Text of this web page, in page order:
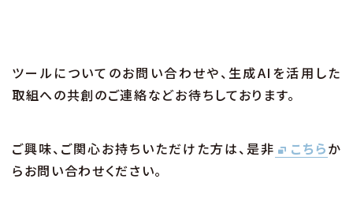
ツールについてのお問い合わせや、生成AIを活用した
取組への共創のご連絡などお待ちしております。
ご興味、ご関心お持ちいただけた方は、是非 こちらか
らお問い合わせください。